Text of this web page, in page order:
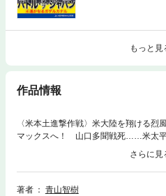
もっと見
作品情報
〈米本土進撃作戦〉米大陸を翔ける
マックスへ！ 山口多聞戦死……米太平
込んだが、スプルーアンス機動部隊の
残し、連合艦隊の空母も消滅した。『
出現するであろう敵空母群を撃滅せよ
継ぐ。 ロサンゼルス沖のサンタ・カ
著者
青山智樹